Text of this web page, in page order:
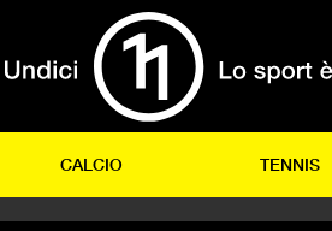
CALCIO TENNIS